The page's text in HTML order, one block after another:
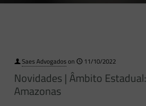
Saes Advogadoson 11/10/2022
Novidades | Âmbito Estadual:
Amazonas